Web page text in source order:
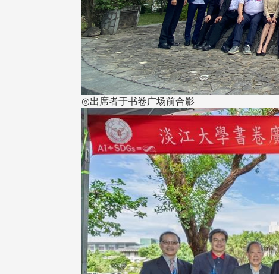
◎出席者于书卷广场前合影